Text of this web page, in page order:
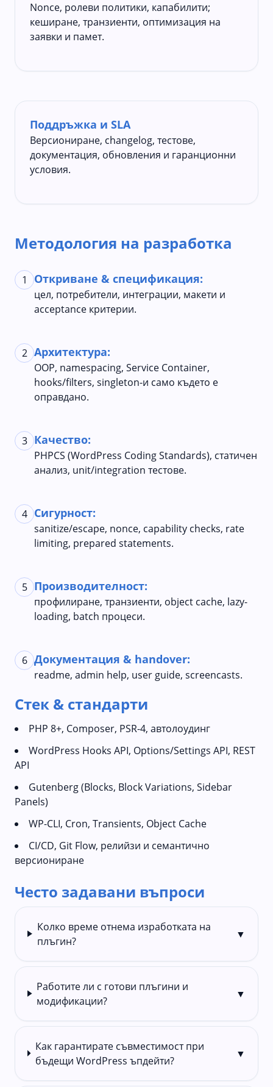
Nonce, ролеви политики, капабилити;
кеширане, транзиенти, оптимизация на
заявки и памет.
Поддръжка и SLA
Версиониране, changelog, тестове,
документация, обновления и гаранционни
условия.
Методология на разработка
1 Откриване & спецификация:
цел, потребители, интеграции, макети и
acceptance критерии.
2 Архитектура:
OOP, namespacing, Service Container,
hooks/filters, singleton-и само където е
оправдано.
3 Качество:
PHPCS (WordPress Coding Standards), статичен
анализ, unit/integration тестове.
4 Сигурност:
sanitize/escape, nonce, capability checks, rate
limiting, prepared statements.
5 Производителност:
профилиране, транзиенти, object cache, lazy-
loading, batch процеси.
6 Документация & handover:
readme, admin help, user guide, screencasts.
Стек & стандарти
PHP 8+, Composer, PSR-4, автолоудинг
WordPress Hooks API, Options/Settings API, REST
API
Gutenberg (Blocks, Block Variations, Sidebar
Panels)
WP-CLI, Cron, Transients, Object Cache
CI/CD, Git Flow, релийзи и семантично
версиониране
Често задавани въпроси
Колко време отнема изработката на
плъгин?
▼
Работите ли с готови плъгини и
модификации?
▼
Как гарантирате съвместимост при
бъдещи WordPress ъпдейти?
▼